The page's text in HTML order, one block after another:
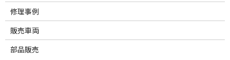
修理事例
販売車両
部品販売